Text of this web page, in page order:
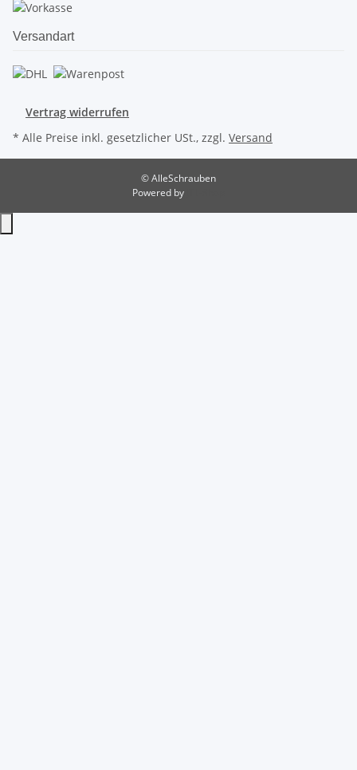
Versandart
Vertrag widerrufen
* Alle Preise inkl. gesetzlicher USt., zzgl. Versand
© AlleSchrauben
Powered by